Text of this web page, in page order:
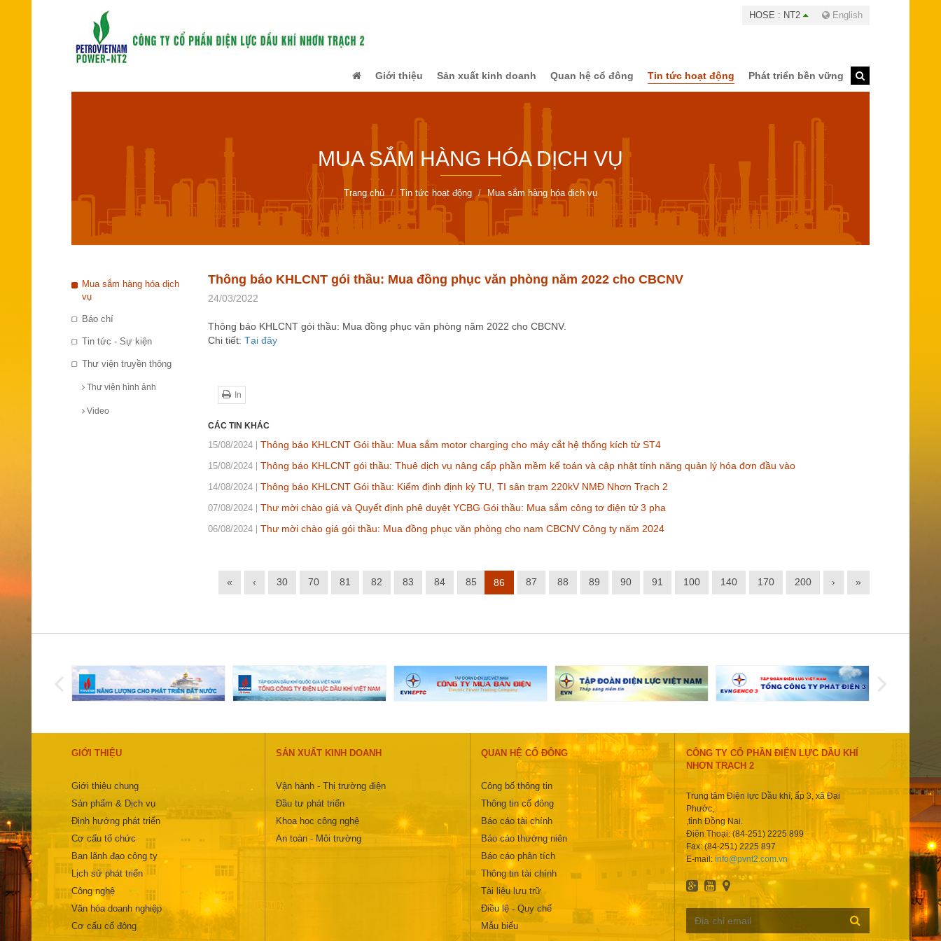
HOSE : NT2 English
Giới thiệu Sản xuất kinh doanh Quan hệ cổ đông Tin tức hoạt động Phát triển bền vững
MUA SẮM HÀNG HÓA DỊCH VỤ
Trang chủ Tin tức hoạt động Mua sắm hàng hóa dịch vụ
Mua sắm hàng hóa dịch
vụ
Báo chí
Tin tức - Sự kiện
Thư viện truyền thông
Thư viện hình ảnh
Video
Thông báo KHLCNT gói thầu: Mua đồng phục văn phòng năm 2022 cho CBCNV
24/03/2022
Thông báo KHLCNT gói thầu: Mua đồng phục văn phòng năm 2022 cho CBCNV.
Chi tiết: Tại đây
In
CÁC TIN KHÁC
15/08/2024 Thông báo KHLCNT Gói thầu: Mua sắm motor charging cho máy cắt hệ thống kích từ ST4
15/08/2024 Thông báo KHLCNT gói thầu: Thuê dịch vụ nâng cấp phần mềm kế toán và cập nhật tính năng quản lý hóa đơn đầu vào
14/08/2024 Thông báo KHLCNT Gói thầu: Kiểm định định kỳ TU, TI sân trạm 220kV NMĐ Nhơn Trạch 2
07/08/2024 Thư mời chào giá và Quyết định phê duyệt YCBG Gói thầu: Mua sắm công tơ điện tử 3 pha
06/08/2024 Thư mời chào giá gói thầu: Mua đồng phục văn phòng cho nam CBCNV Công ty năm 2024
« ‹ 30 70 81 82 83 84 85 86 87 88 89 90 91 100 140 170 200 › »
GIỚI THIỆU
Giới thiệu chung
Sản phẩm & Dịch vụ
Định hướng phát triển
Cơ cấu tổ chức
Ban lãnh đạo công ty
Lịch sử phát triển
Công nghệ
Văn hóa doanh nghiệp
Cơ cấu cổ đông
SẢN XUẤT KINH DOANH
Vận hành - Thị trường điện
Đầu tư phát triển
Khoa học công nghệ
An toàn - Môi trường
QUAN HỆ CỔ ĐÔNG
Công bố thông tin
Thông tin cổ đông
Báo cáo tài chính
Báo cáo thường niên
Báo cáo phân tích
Thông tin tài chính
Tài liệu lưu trữ
Điều lệ - Quy chế
Mẫu biểu
CÔNG TY CỔ PHẦN ĐIỆN LỰC DẦU KHÍ
NHƠN TRẠCH 2
Trung tâm Điện lực Dầu khí, ấp 3, xã Đại
Phước,
,tỉnh Đồng Nai.
Điện Thoại: (84-251) 2225 899
Fax: (84-251) 2225 897
E-mail: info@pvnt2.com.vn